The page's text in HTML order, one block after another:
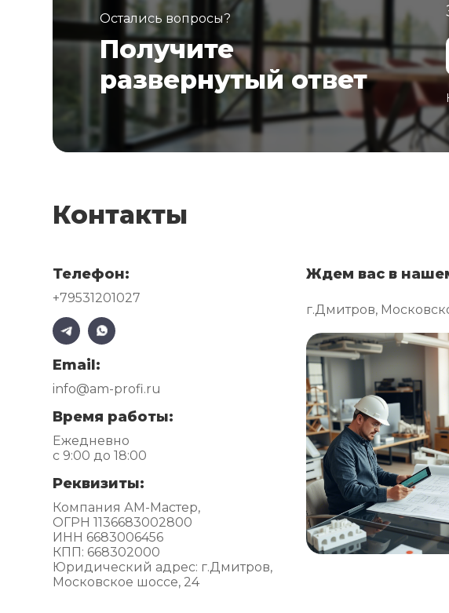
Остались вопросы?
Получите
развернутый ответ
Контакты
Телефон:
+79531201027
Email:
info@am-profi.ru
Время работы:
Ежедневно
с 9:00 до 18:00
Реквизиты:
Компания АМ-Мастер,
ОГРН 1136683002800
ИНН 6683006456
КПП: 668302000
Юридический адрес: г.Дмитров,
Московское шоссе, 24
Ждем вас в
г.Дмитров,